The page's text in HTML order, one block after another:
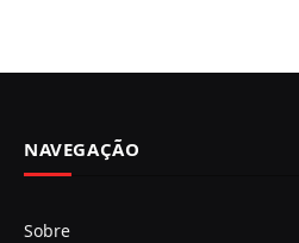
NAVEGAÇÃO
Sobre